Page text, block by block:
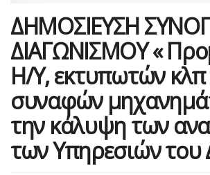
ΔΗΜΟΣΙΕΥΣΗ
ΔΙΑΓΩΝΙΣΜΟΥ «
Η/Υ, εκτυπωτών κλπ
συναφών
την κάλυψη των
των Υπηρεσιών του